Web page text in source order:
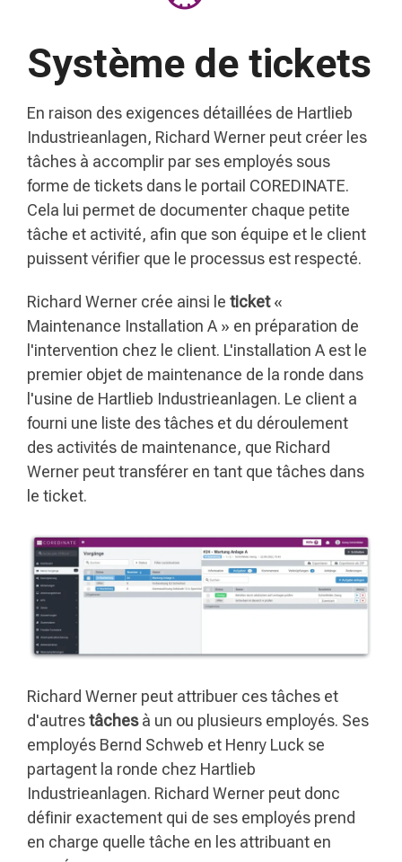
Système de tickets
En raison des exigences détaillées de Hartlieb
Industrieanlagen, Richard Werner peut créer les
tâches à accomplir par ses employés sous
forme de tickets dans le portail COREDINATE.
Cela lui permet de documenter chaque petite
tâche et activité, afin que son équipe et le client
puissent vérifier que le processus est respecté.
Richard Werner crée ainsi le ticket«
Maintenance Installation A » en préparation de
l'intervention chez le client. L'installation A est le
premier objet de maintenance de la ronde dans
l'usine de Hartlieb Industrieanlagen. Le client a
fourni une liste des tâches et du déroulement
des activités de maintenance, que Richard
Werner peut transférer en tant que tâches dans
le ticket.
Richard Werner peut attribuer ces tâches et
d'autrestâchesà un ou plusieurs employés. Ses
employés Bernd Schweb et Henry Luck se
partagent la ronde chez Hartlieb
Industrieanlagen. Richard Werner peut donc
définir exactement qui de ses employés prend
en charge quelle tâche en les attribuant en